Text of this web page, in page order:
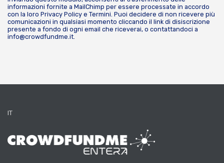
informazioni fornite a MailChimp per essere processate in accordo
con la loro Privacy Policy e Termini. Puoi decidere di non ricevere più
comunicazioni in qualsiasi momento cliccando il link di disiscrizione
presente a fondo di ogni email che riceverai, o contattandoci a
info@crowdfundme.it.
IT